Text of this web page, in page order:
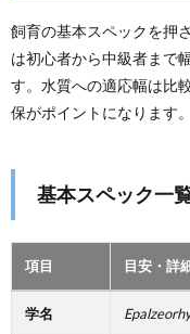
飼育の基本スペックを押
は初心者から中級者まで
す。水質への適応幅は比
保がポイントになります。
基本スペック一
項目 目安・詳
学名